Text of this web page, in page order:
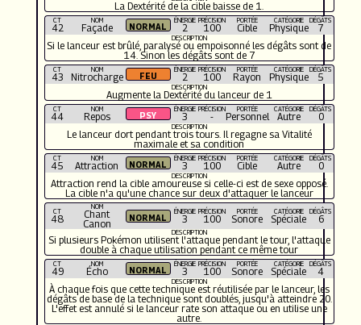
La Dextérité de la cible baisse de 1.
CT
42
NOM
Façade
ÉNERGIE
2
PRÉCISION
100
PORTÉE
Cible
CATÉGORIE
Physique
DÉGÂTS
7
DESCRIPTION
Si le lanceur est brûlé, paralysé ou empoisonné les dégâts sont de
14. Sinon les dégâts sont de 7
CT
43
NOM
Nitrocharge
ÉNERGIE
2
PRÉCISION
100
PORTÉE
Rayon
CATÉGORIE
Physique
DÉGÂTS
5
DESCRIPTION
Augmente la Dextérité du lanceur de 1
CT
44
NOM
Repos
ÉNERGIE
3
PRÉCISION
-
PORTÉE
Personnel
CATÉGORIE
Autre
DÉGÂTS
0
DESCRIPTION
Le lanceur dort pendant trois tours. Il regagne sa Vitalité
maximale et sa condition
CT
45
NOM
Attraction
ÉNERGIE
3
PRÉCISION
100
PORTÉE
Cible
CATÉGORIE
Autre
DÉGÂTS
0
DESCRIPTION
Attraction rend la cible amoureuse si celle-ci est de sexe opposé.
La cible n'a qu'une chance sur deux d'attaquer le lanceur
CT
48
NOM
Chant
Canon
ÉNERGIE
3
PRÉCISION
100
PORTÉE
Sonore
CATÉGORIE
Spéciale
DÉGÂTS
6
DESCRIPTION
Si plusieurs Pokémon utilisent l'attaque pendant le tour, l'attaque
double à chaque utilisation pendant ce même tour
CT
49
NOM
Écho
ÉNERGIE
3
PRÉCISION
100
PORTÉE
Sonore
CATÉGORIE
Spéciale
DÉGÂTS
4
DESCRIPTION
À chaque fois que cette technique est réutilisée par le lanceur, les
dégâts de base de la technique sont doublés, jusqu'à atteindre 20.
L'effet est annulé si le lanceur rate son attaque ou en utilise une
autre.